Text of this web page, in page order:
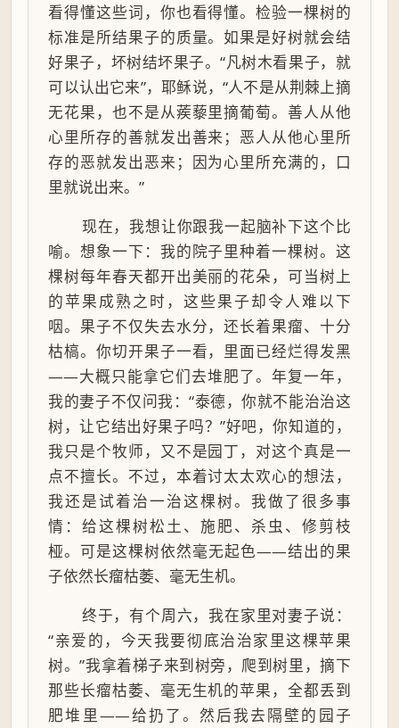
看得懂这些词，你也看得懂。检验一棵树的
标准是所结果子的质量。如果是好树就会结
好果子，坏树结坏果子。“凡树木看果子，就
可以认出它来”，耶稣说，“人不是从荆棘上摘
无花果，也不是从蒺藜里摘葡萄。善人从他
心里所存的善就发出善来；恶人从他心里所
存的恶就发出恶来；因为心里所充满的，口
里就说出来。”
现在，我想让你跟我一起脑补下这个比
喻。想象一下：我的院子里种着一棵树。这
棵树每年春天都开出美丽的花朵，可当树上
的苹果成熟之时，这些果子却令人难以下
咽。果子不仅失去水分，还长着果瘤、十分
枯槁。你切开果子一看，里面已经烂得发黑
——大概只能拿它们去堆肥了。年复一年，
我的妻子不仅问我：“泰德，你就不能治治这
树，让它结出好果子吗？”好吧，你知道的，
我只是个牧师，又不是园丁，对这个真是一
点不擅长。不过，本着讨太太欢心的想法，
我还是试着治一治这棵树。我做了很多事
情：给这棵树松土、施肥、杀虫、修剪枝
桠。可是这棵树依然毫无起色——结出的果
子依然长瘤枯萎、毫无生机。
终于，有个周六，我在家里对妻子说：
“亲爱的，今天我要彻底治治家里这棵苹果
树。”我拿着梯子来到树旁，爬到树里，摘下
那些长瘤枯萎、毫无生机的苹果，全都丢到
肥堆里——给扔了。然后我去隔壁的园子